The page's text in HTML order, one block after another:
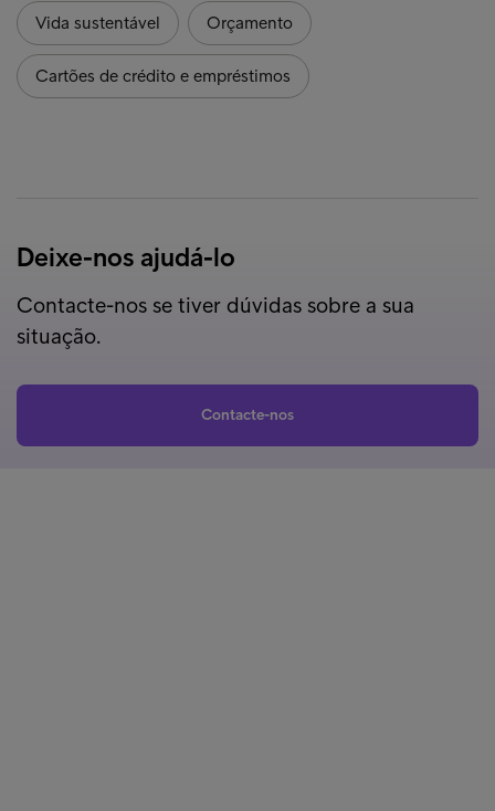
Vida sustentável Orçamento
Cartões de crédito e empréstimos
Deixe-nos ajudá-lo
Contacte-nos se tiver dúvidas sobre a sua
situação.
Contacte-nos